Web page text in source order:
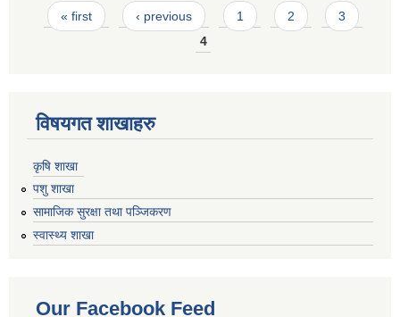
Pages
« first ‹ previous 1 2
3
4
विषयगत शाखाहरु
कृषि शाखा
पशु शाखा
सामाजिक सुरक्षा तथा पञ्जिकरण
स्वास्थ्य शाखा
Our Facebook Feed